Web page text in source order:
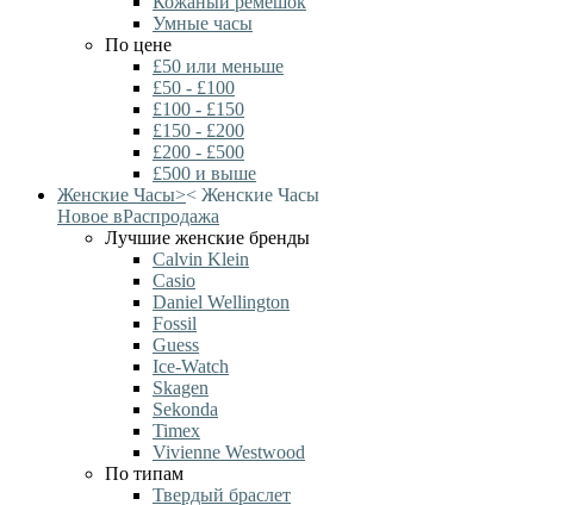
Умные часы
По цене
£50 или меньше
£50 - £100
£100 - £150
£150 - £200
£200 - £500
£500 и выше
Женские Часы>< Женские Часы
Новое вРаспродажа
Лучшие женские бренды
Calvin Klein
Casio
Daniel Wellington
Fossil
Guess
Ice-Watch
Skagen
Sekonda
Timex
Vivienne Westwood
По типам
Твердый браслет